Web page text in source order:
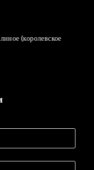
(королевское